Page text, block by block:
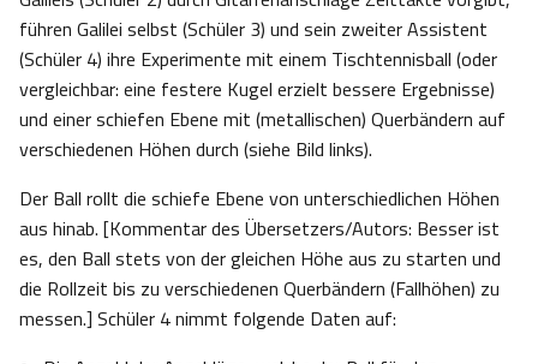
führen Galilei selbst (Schüler 3) und sein zweiter Assistent
(Schüler 4) ihre Experimente mit einem Tischtennisball (oder
vergleichbar: eine festere Kugel erzielt bessere Ergebnisse)
und einer schiefen Ebene mit (metallischen) Querbändern auf
verschiedenen Höhen durch (siehe Bild links).
Der Ball rollt die schiefe Ebene von unterschiedlichen Höhen
aus hinab. [Kommentar des Übersetzers/Autors: Besser ist
es, den Ball stets von der gleichen Höhe aus zu starten und
die Rollzeit bis zu verschiedenen Querbändern (Fallhöhen) zu
messen.] Schüler 4 nimmt folgende Daten auf: